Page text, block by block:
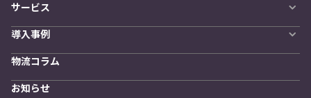
サービス
LYNA DXプラットフォーム
発着管理オプション
訪問計画
物流拠点最適化
開発者向けサービス
導入事例
導入をご検討の方へ
物流コラム
お知らせ